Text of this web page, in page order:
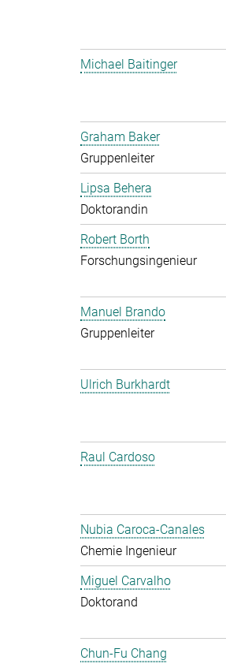
Michael Baitinger
Graham Baker
Gruppenleiter
Lipsa Behera
Doktorandin
Robert Borth
Forschungsingenieur
Manuel Brando
Gruppenleiter
Ulrich Burkhardt
Raul Cardoso
Nubia Caroca-Canales
Chemie Ingenieur
Miguel Carvalho
Doktorand
Chun-Fu Chang